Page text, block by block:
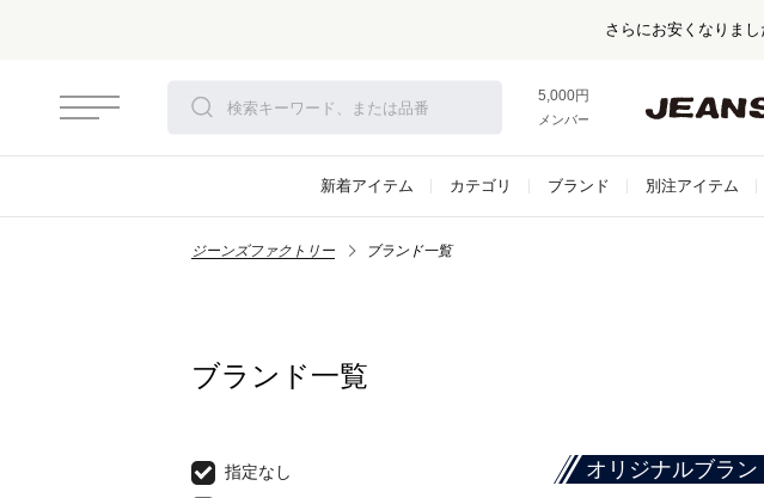
さらにお安くなりま
5,000円以上お買い上げで送料無料
メンバー登録でお得な情報をゲット。
新着アイテム カテゴリ ブランド 別注アイテム
ジーンズファクトリー ブランド一覧
ブランド一覧
指定なし
オリジナルブラン